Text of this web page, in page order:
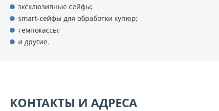
эксклюзивные сейфы;
smart-сейфы для обработки купюр;
темпокассы;
и другие.
КОНТАКТЫ И АДРЕСА